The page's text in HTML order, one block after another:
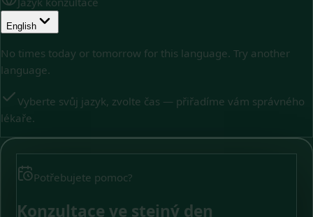
English
No times today or tomorrow for this language. Try another
language.
Vyberte svůj jazyk, zvolte čas — přiřadíme vám správného
lékaře.
Potřebujete pomoc?
Konzultace ve stejný den